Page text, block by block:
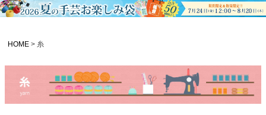
HOME 糸